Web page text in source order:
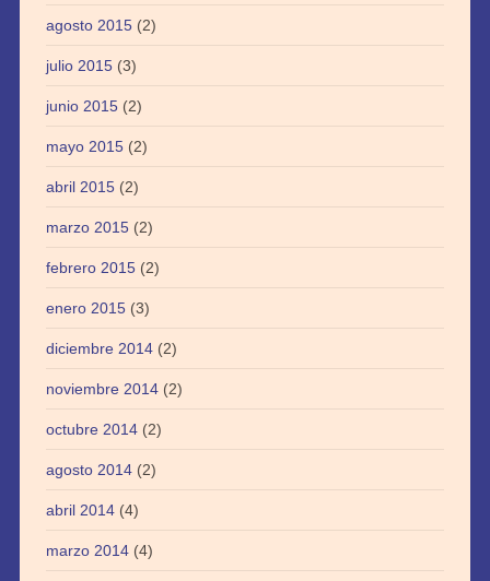
agosto 2015(2)
julio 2015(3)
junio 2015(2)
mayo 2015(2)
abril 2015(2)
marzo 2015(2)
febrero 2015(2)
enero 2015(3)
diciembre 2014(2)
noviembre 2014(2)
octubre 2014(2)
agosto 2014(2)
abril 2014(4)
marzo 2014(4)